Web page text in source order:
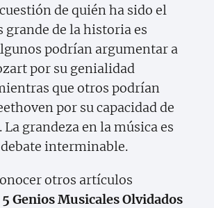
de quién ha sido el
grande de la historia es
podrían argumentar a
por su genialidad
que otros podrían
por su capacidad de
grandeza en la música es
interminable.
otros artículos
5 Genios Musicales Olvidados